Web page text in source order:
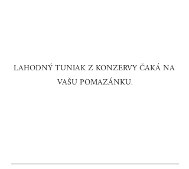
LAHODNÝ TUNIAK Z KONZERVY ČAKÁ NA
VAŠU POMAZÁNKU.